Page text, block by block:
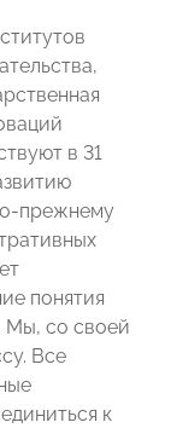
в 31
прежнему
понятия
Мы, со своей
Все
к